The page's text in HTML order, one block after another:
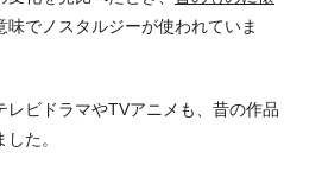
味でノスタルジーが使われていま
レビドラマやTVアニメも、昔の作品
た。